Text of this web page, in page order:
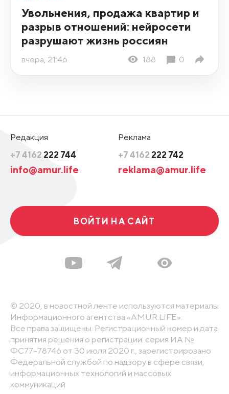
Увольнения, продажа квартир и
разрыв отношений: нейросети
разрушают жизнь россиян
вчера, 21:46 188 0
Редакция
+7 4162 222 744
info@amur.life
Реклама
+7 4162 222 742
reklama@amur.life
ВОЙТИ НА САЙТ
© 2020, в новостной ленте используются материалы
Информационного агентства «AMUR.LIFE».
Все права защищены. Регистрационный номер и дата
принятия решения о регистрации: серия ИА №
ФС77-78746 от 30 июля 2020 г., зарегистрировано
Федеральной службой по надзору в сфере связи,
информационных технологий и массовых
коммуникаций